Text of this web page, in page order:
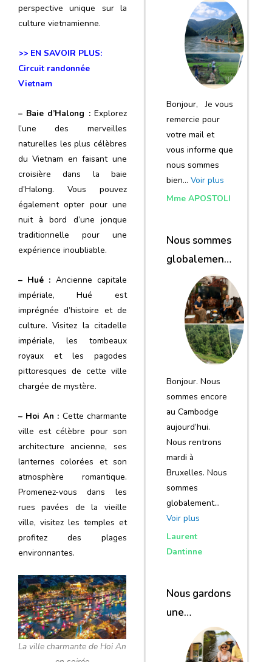
perspective unique sur la
culture vietnamienne.
>> EN SAVOIR PLUS:
Circuit randonnée
Vietnam
– Baie d’Halong :Explorez
l’une des merveilles
naturelles les plus célèbres
du Vietnam en faisant une
croisière dans la baie
d’Halong. Vous pouvez
également opter pour une
nuit à bord d’une jonque
traditionnelle pour une
expérience inoubliable.
– Hué : Ancienne capitale
impériale, Hué est
imprégnée d’histoire et de
culture. Visitez la citadelle
impériale, les tombeaux
royaux et les pagodes
pittoresques de cette ville
chargée de mystère.
– Hoi An : Cette charmante
ville est célèbre pour son
architecture ancienne, ses
lanternes colorées et son
atmosphère romantique.
Promenez-vous dans les
rues pavées de la vieille
ville, visitez les temples et
profitez des plages
environnantes.
La ville charmante de Hoi An
Bonjour, Je vous
remercie pour
votre mail et
vous informe que
nous sommes
bien… Voir plus
Mme APOSTOLI
Nous sommes
globalement
satisfaits du
voyage
Bonjour. Nous
sommes encore
au Cambodge
aujourd’hui.
Nous rentrons
mardi à
Bruxelles. Nous
sommes
globalement…
Voir plus
Laurent
Dantinne
Nous gardons
une
excellente
impression de